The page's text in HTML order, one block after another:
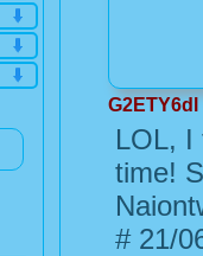
G2ETY6dl
LOL, I
time!
#21/